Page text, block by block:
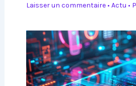
Laisser un commentaire • Actu •